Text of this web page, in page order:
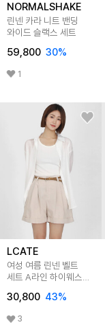
NORMALSHAKE
린넨 카라 니트 밴딩
와이드 슬랙스 세트
59,800 30%
1
LCATE
여성 여름 린넨 벨트
세트 A라인 하이웨스트
30,800 43%
3